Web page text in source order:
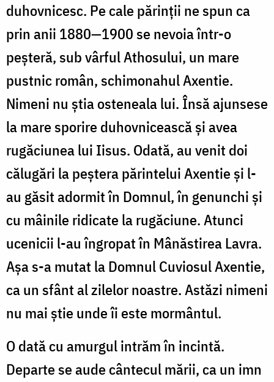
duhovnicesc. Pe cale părinții ne spun ca
prin anii 1880—1900 se nevoia într-o
peșteră, sub vârful Athosului, un mare
pustnic român, schimonahul Axentie.
Nimeni nu știa osteneala lui. Însă ajunsese
la mare sporire duhovnicească și avea
rugăciunea lui Iisus. Odată, au venit doi
călugări la peștera părintelui Axentie și l-
au găsit adormit în Domnul, în genunchi și
cu mâinile ridicate la rugăciune. Atunci
ucenicii l-au îngropat în Mânăstirea Lavra.
Așa s-a mutat la Domnul Cuviosul Axentie,
ca un sfânt al zilelor noastre. Astăzi nimeni
nu mai știe unde îi este mormântul.
O dată cu amurgul intrăm în incintă.
Departe se aude cântecul mării, ca un imn